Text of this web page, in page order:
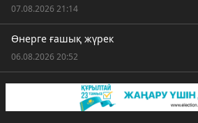
07.08.2026 21:14
Өнерге ғашық жүрек
06.08.2026 20:52